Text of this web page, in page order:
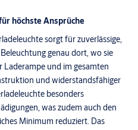
höchste Ansprüche
sorgt für zuverlässige,
genau dort, wo sie
Laderampe und im gesamten
und widerstandsfähiger
besonders
was zudem auch den
Minimum reduziert. Das